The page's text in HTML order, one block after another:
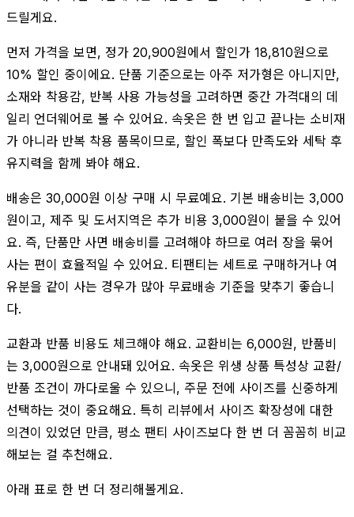
드릴게요.
먼저 가격을 보면, 정가 20,900원에서 할인가 18,810원으로
10% 할인 중이에요. 단품 기준으로는 아주 저가형은 아니지만,
소재와 착용감, 반복 사용 가능성을 고려하면 중간 가격대의 데
일리 언더웨어로 볼 수 있어요. 속옷은 한 번 입고 끝나는 소비재
가 아니라 반복 착용 품목이므로, 할인 폭보다 만족도와 세탁 후
유지력을 함께 봐야 해요.
배송은 30,000원 이상 구매 시 무료예요. 기본 배송비는 3,000
원이고, 제주 및 도서지역은 추가 비용 3,000원이 붙을 수 있어
요. 즉, 단품만 사면 배송비를 고려해야 하므로 여러 장을 묶어
사는 편이 효율적일 수 있어요. 티팬티는 세트로 구매하거나 여
유분을 같이 사는 경우가 많아 무료배송 기준을 맞추기 좋습니
다.
교환과 반품 비용도 체크해야 해요. 교환비는 6,000원, 반품비
는 3,000원으로 안내돼 있어요. 속옷은 위생 상품 특성상 교환/
반품 조건이 까다로울 수 있으니, 주문 전에 사이즈를 신중하게
선택하는 것이 중요해요. 특히 리뷰에서 사이즈 확장성에 대한
의견이 있었던 만큼, 평소 팬티 사이즈보다 한 번 더 꼼꼼히 비교
해보는 걸 추천해요.
아래 표로 한 번 더 정리해볼게요.